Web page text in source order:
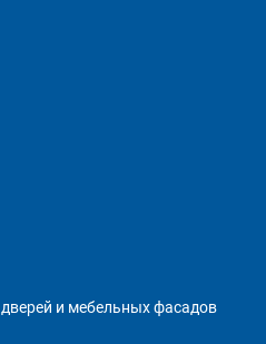
и мебельных фасадов